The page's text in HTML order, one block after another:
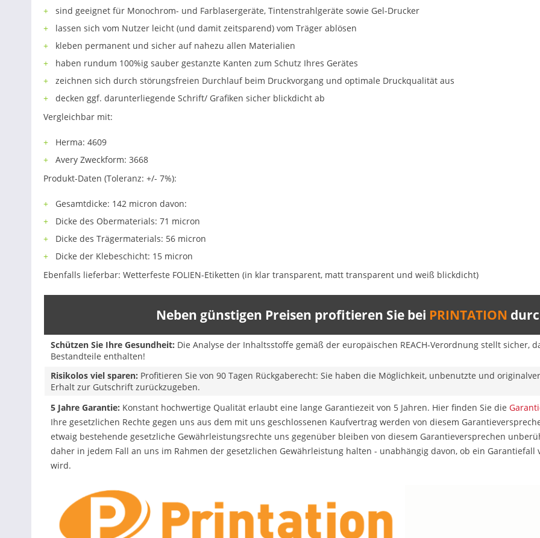
sind geeignet für Monochrom- und Farblasergeräte, Tintenstrahlgeräte sowie Gel-Drucker
lassen sich vom Nutzer leicht (und damit zeitsparend) vom Träger ablösen
kleben permanent und sicher auf nahezu allen Materialien
haben rundum 100%ig sauber gestanzte Kanten zum Schutz Ihres Gerätes
zeichnen sich durch störungsfreien Durchlauf beim Druckvorgang und optimale Druckqualität aus
decken ggf. darunterliegende Schrift/ Grafiken sicher blickdicht ab
Vergleichbar mit:
Herma: 4609
Avery Zweckform: 3668
Produkt-Daten (Toleranz: +/- 7%):
Gesamtdicke: 142 micron davon:
Dicke des Obermaterials: 71 micron
Dicke des Trägermaterials: 56 micron
Dicke der Klebeschicht: 15 micron
Ebenfalls lieferbar: Wetterfeste FOLIEN-Etiketten (in klar transparent, matt transparent und weiß blickdicht)
Neben günstigen Preisen profitieren Sie bei PRINTATION
Schützen Sie Ihre Gesundheit: Die Analyse der Inhaltsstoffe gemäß der europäischen REACH-Verordnung stellt sicher,
Bestandteile enthalten!
Risikolos viel sparen: Profitieren Sie von 90 Tagen Rückgaberecht: Sie haben die Möglichkeit, unbenutzte und
Erhalt zur Gutschrift zurückzugeben.
5 Jahre Garantie: Konstant hochwertige Qualität erlaubt eine lange Garantiezeit von 5 Jahren. Hier finden Sie die
Ihre gesetzlichen Rechte gegen uns aus dem mit uns geschlossenen Kaufvertrag werden von diesem
etwaig bestehende gesetzliche Gewährleistungsrechte uns gegenüber bleiben von diesem Garantieversprechen
daher in jedem Fall an uns im Rahmen der gesetzlichen Gewährleistung halten - unabhängig davon, ob ein
wird.